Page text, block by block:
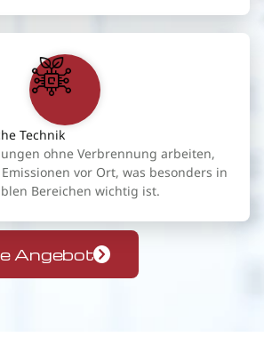
Technik
ohne Verbrennung arbeiten,
vor Ort, was besonders in
Bereichen wichtig ist.
Angebot